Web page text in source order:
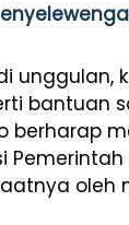
unggulan,
bantuan
berharap
oleh